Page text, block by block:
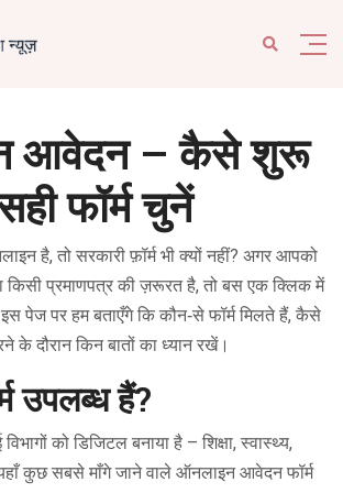
आवेदन – कैसे शुरू
फॉर्म चुनें
है, तो सरकारी फ़ॉर्म भी क्यों नहीं? अगर आपको
किसी प्रमाणपत्र की ज़रूरत है, तो बस एक क्लिक में
इस पेज पर हम बताएँगे कि कौन‑से फॉर्म मिलते हैं, कैसे
के दौरान किन बातों का ध्यान रखें।
उपलब्ध हैं?
को डिजिटल बनाया है – शिक्षा, स्वास्थ्य,
कुछ सबसे माँगे जाने वाले ऑनलाइन आवेदन फॉर्म